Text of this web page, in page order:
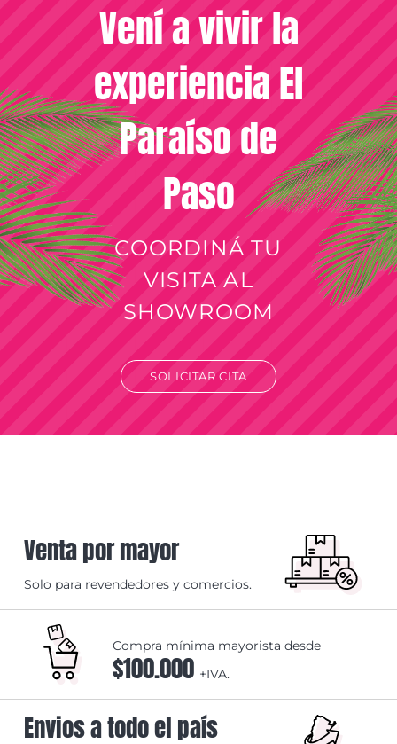
Vení a vivir la
experiencia El
Paraíso de
Paso
COORDINÁ TU
VISITA AL
SHOWROOM
SOLICITAR CITA
Venta por mayor
Solo para revendedores y comercios.
Compra mínima mayorista desde
$100.000 +IVA.
Envios a todo el país